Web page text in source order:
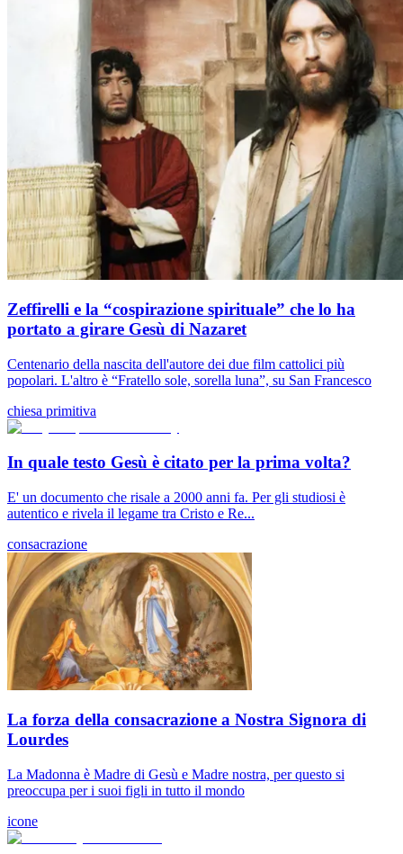
Zeffirelli e la “cospirazione spirituale” che lo ha
portato a girare Gesù di Nazaret
Centenario della nascita dell'autore dei due film cattolici più
popolari. L'altro è “Fratello sole, sorella luna”, su San Francesco
chiesa primitiva
In quale testo Gesù è citato per la prima volta?
E' un documento che risale a 2000 anni fa. Per gli studiosi è
autentico e rivela il legame tra Cristo e Re...
consacrazione
La forza della consacrazione a Nostra Signora di
Lourdes
La Madonna è Madre di Gesù e Madre nostra, per questo si
preoccupa per i suoi figli in tutto il mondo
icone